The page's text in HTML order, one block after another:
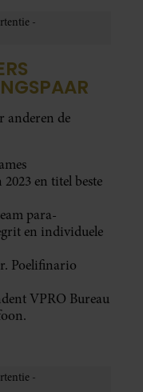
anderen de
en titel beste
para-
en individuele
Poelifinario
VPRO Bureau